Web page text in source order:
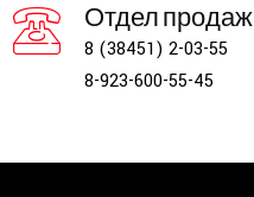
Отдел продаж
8 (38451) 2-03-55
8-923-600-55-45